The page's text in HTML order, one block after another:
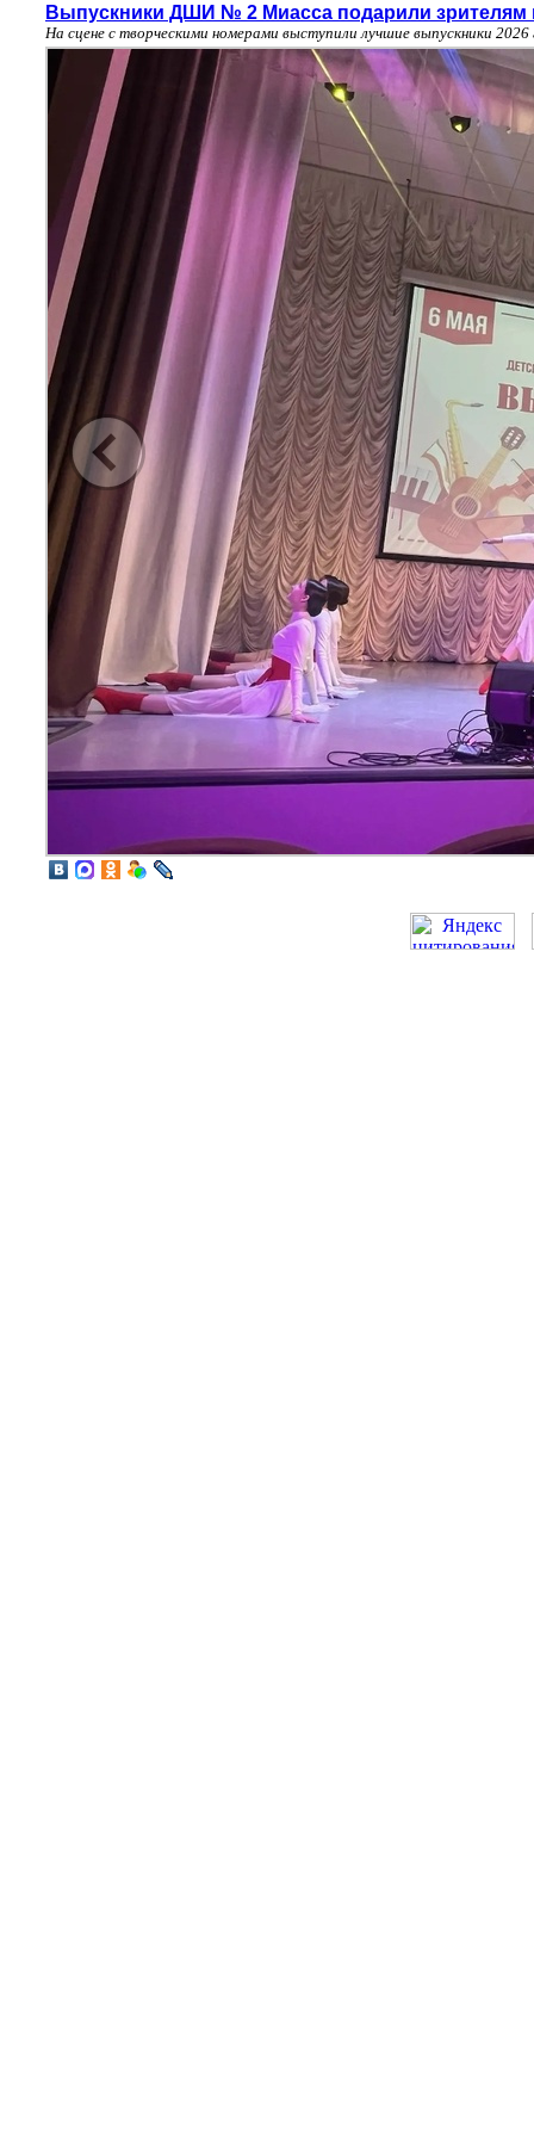
Выпускники ДШИ № 2 Миасса подарили зрителям
На сцене с творческими номерами выступили лучшие выпускники